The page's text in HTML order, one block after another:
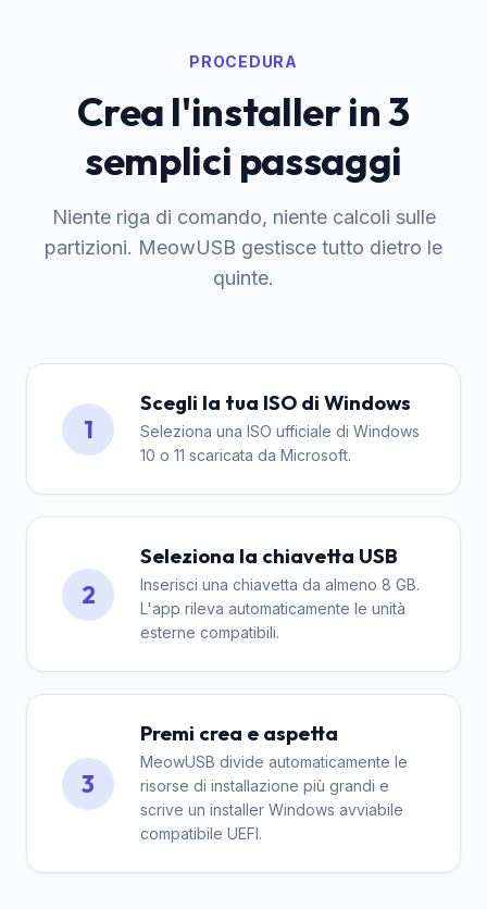
PROCEDURA
Crea l'installer in 3
semplici passaggi
Niente riga di comando, niente calcoli sulle
partizioni. MeowUSB gestisce tutto dietro le
quinte.
1
Scegli la tua ISO di Windows
Seleziona una ISO ufficiale di Windows
10 o 11 scaricata da Microsoft.
2
Seleziona la chiavetta USB
Inserisci una chiavetta da almeno 8 GB.
L'app rileva automaticamente le unità
esterne compatibili.
3
Premi crea e aspetta
MeowUSB divide automaticamente le
risorse di installazione più grandi e
scrive un installer Windows avviabile
compatibile UEFI.